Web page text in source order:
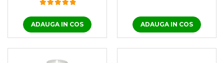
ADAUGA IN COS ADAUGA IN COS